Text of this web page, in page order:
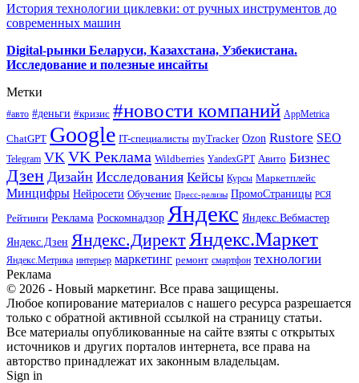
История технологии циклевки: от ручных инструментов до
современных машин
Digital-рынки Беларуси, Казахстана, Узбекистана.
Исследование и полезные инсайты
Метки
#авто #деньги #кризис #новости компаний AppMetrica
ChatGPT Google IT-специалисты myTracker Ozon Rustore SEO
Telegram VK VK Реклама Wildberries YandexGPT Авито Бизнес
Дзен Дизайн Исследования Кейсы Курсы Маркетплейс
Минцифры Нейросети Обучение Пресс-релизы ПромоСтраницы РСЯ
Рейтинги Реклама Роскомнадзор Яндекс Яндекс.Вебмастер
Яндекс.Дзен Яндекс.ДиректЯндекс.Маркет
Яндекс.Метрика интерьер маркетинг ремонт смартфон технологии
Реклама
© 2026 - Новый маркетинг. Все права защищены.
Любое копирование материалов с нашего ресурса разрешается
только с обратной активной ссылкой на страницу статьи.
Все материалы опубликованные на сайте взяты с открытых
источников и других порталов интернета, все права на
авторство принадлежат их законным владельцам.
Sign in